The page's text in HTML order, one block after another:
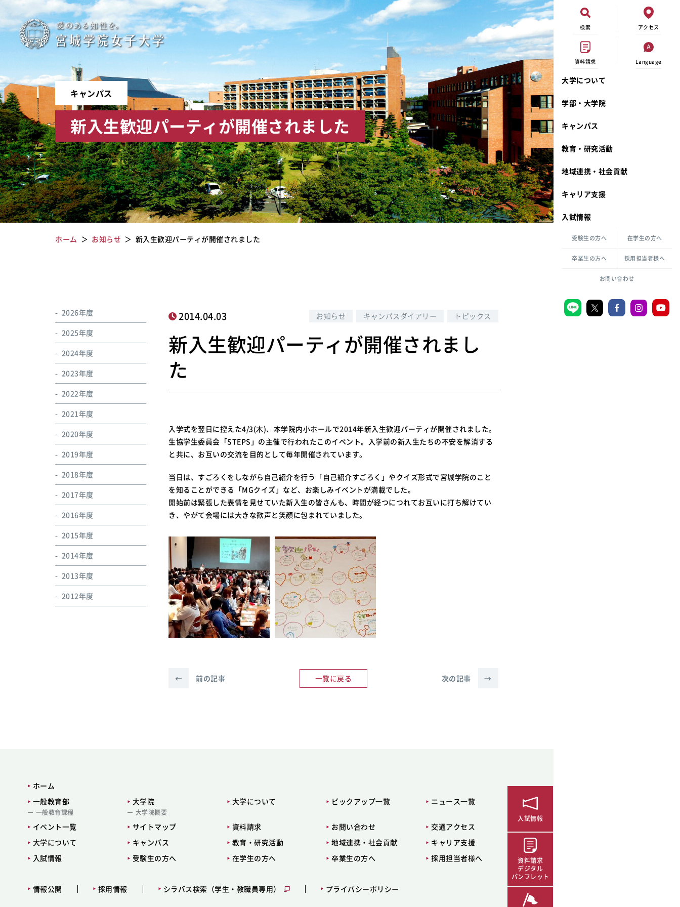
検索 アクセス
資料請求 Language
大学について
宮城学院 校歌
礼拝堂
カリキュラム・ポリシー
倫理憲章
ハラスメントの防止
共生のための多様性宣言
学部・大学院
生活文化デザイン学科
一般教育課程
キャンパス
奨学金
大学祭
キャンパスメンバーズ
教職センター
学芸員課程
図書館司書課程
教育・研究活動動物実験に関する情報公開
キリスト教文化研究所
生活環境科学研究所
地域連携・社会貢献
カリキュラム・入室方法
キャリア支援
入試情報
受験生の方へ 在学生の方へ
卒業生の方へ 採用担当者様へ
お問い合わせ
宮
城
学
院
女
子
大
学
キャンパス
新入生歓迎パーティが開催されました
ホーム お知らせ 新入生歓迎パーティが開催されました
2014.04.03 お知らせ キャンパスダイアリー トピックス
新入生歓迎パーティが開催されまし
た
入学式を翌日に控えた4/3(木)、本学院内小ホールで2014年新入生歓迎パーティが開催されました。
生協学生委員会「STEPS」の主催で行われたこのイベント。入学前の新入生たちの不安を解消する
と共に、お互いの交流を目的として毎年開催されています。
当日は、すごろくをしながら自己紹介を行う「自己紹介すごろく」やクイズ形式で宮城学院のこと
を知ることができる「MGクイズ」など、お楽しみイベントが満載でした。
開始前は緊張した表情を見せていた新入生の皆さんも、時間が経つにつれてお互いに打ち解けてい
き、やがて会場には大きな歓声と笑顔に包まれていました。
← 前の記事 一覧に戻る 次の記事 →
2026年度
2025年度
2024年度
2023年度
2022年度
2021年度
2020年度
2019年度
2018年度
2017年度
2016年度
2015年度
2014年度
2013年度
2012年度
ホーム
一般教育部
一般教育課程
大学院
大学院概要
大学について ピックアップ一覧 ニュース一覧
イベント一覧 サイトマップ 資料請求 お問い合わせ
交通アクセス
大学について
キャンパス 教育・研究活動 地域連携・社会貢献
キャリア支援
入試情報
受験生の方へ 在学生の方へ 卒業生の方へ 採用担当者様へ
情報公開 採用情報 シラバス検索（学生・教職員専用） プライバシーポリシー
入試情報
資料請求
デジタル
パンフレット